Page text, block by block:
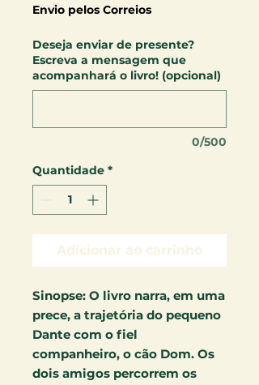
Envio pelos Correios
Deseja enviar de presente?
Escreva a mensagem que
acompanhará o livro! (opcional)
0/500
Quantidade *
Adicionar ao carrinho
Sinopse: O livro narra, em uma
prece, a trajetória do pequeno
Dante com o fiel
companheiro, o cão Dom. Os
dois amigos percorrem os